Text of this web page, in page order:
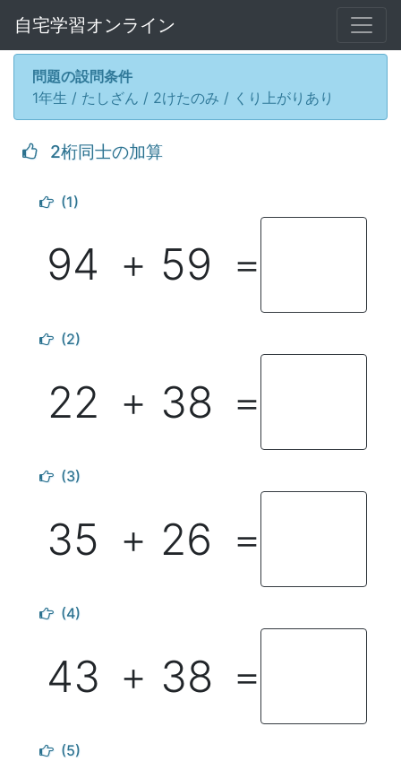
自宅学習オンライン
問題の設問条件
1年生 / たしざん / 2けたのみ / くり上がりあり
2桁同士の加算
(1)
94 ＋ 59 ＝
(2)
22 ＋ 38 ＝
(3)
35 ＋ 26 ＝
(4)
43 ＋ 38 ＝
(5)